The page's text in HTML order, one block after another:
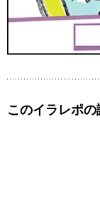
このイラレポの